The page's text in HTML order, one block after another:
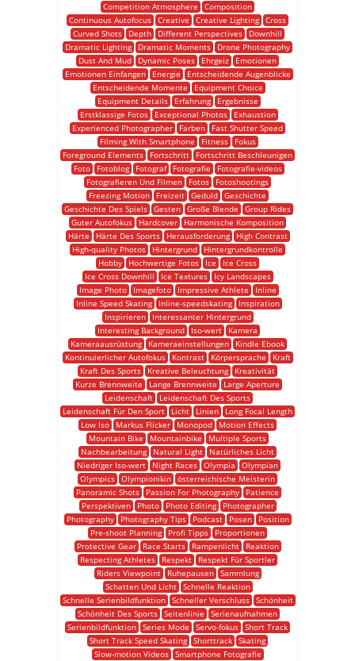
Competition Atmosphere
Composition
Continuous Autofocus Creative Creative Lighting Cross
Curved Shots
Depth Different Perspectives
Downhill
Dramatic Lighting
Dramatic Moments
Drone Photography
Dust And Mud
Dynamic Poses Ehrgeiz
Emotionen
Emotionen Einfangen
Energie
Entscheidende Augenblicke
Entscheidende Momente
Equipment Choice
Equipment Details
Erfahrung
Ergebnisse
Erstklassige Fotos
Exceptional Photos
Exhaustion
Experienced Photographer
Farben
Fast Shutter Speed
Filming With Smartphone
Fitness
Fokus
Foreground Elements
Fortschritt
Fortschritt Beschleunigen
Foto
Fotoblog Fotograf Fotografie
Fotografie-videos
Fotografieren Und Filmen
Fotos
Fotoshootings
Freezing Motion
Freizeit Geduld Geschichte
Geschichte Des Spiels Gesten Große Blende
Group Rides
Guter Autofokus
Hardcover
Harmonische Komposition
Härte
Härte Des Sports Herausforderung
High Contrast
High-quality Photos
Hintergrund
Hintergrundkontrolle
Hobby
Hochwertige Fotos Ice
Ice Cross
Ice Cross Downhill
Ice Textures
Icy Landscapes
Image Photo
Imagefoto Impressive Athlete
Inline
Inline Speed Skating
Inline-speedskating
Inspiration
Inspirieren
Interessanter Hintergrund
Interesting Background
Iso-wert
Kamera
Kameraausrüstung
Kameraeinstellungen
Kindle Ebook
Kontinuierlicher Autofokus
Kontrast Körpersprache
Kraft
Kraft Des Sports
Kreative Beleuchtung
Kreativität
Kurze Brennweite
Lange Brennweite
Large Aperture
Leidenschaft
Leidenschaft Des Sports
Leidenschaft Für Den Sport
Licht Linien
Long Focal Length
Low Iso
Markus Flicker Monopod
Motion Effects
Mountain Bike
Mountainbike
Multiple Sports
Nachbearbeitung
Natural Light
Natürliches Licht
Niedriger Iso-wert
Night Races Olympia
Olympian
Olympics Olympionikin österreichische Meisterin
Panoramic Shots
Passion For Photography
Patience
Perspektiven
Photo Photo Editing
Photographer
Photography
Photography Tips Podcast Posen
Position
Pre-shoot Planning
Profi Tipps
Proportionen
Protective Gear
Race Starts Rampenlicht
Reaktion
Respecting Athletes
Respekt
Respekt Für Sportler
Riders Viewpoint
Ruhepausen
Sammlung
Schatten Und Licht
Schnelle Reaktion
Schnelle Serienbildfunktion
Schneller Verschluss
Schönheit
Schönheit Des Sports Seitenlinie
Serienaufnahmen
Serienbildfunktion Series Mode Servo-fokus Short Track
Short Track Speed Skating Shorttrack Skating
Slow-motion Videos
Smartphone Fotografie